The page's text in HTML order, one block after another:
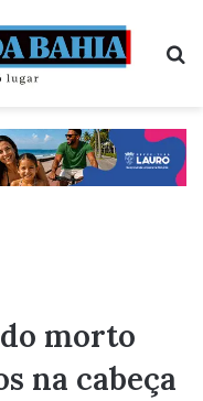
morto
na cabeça